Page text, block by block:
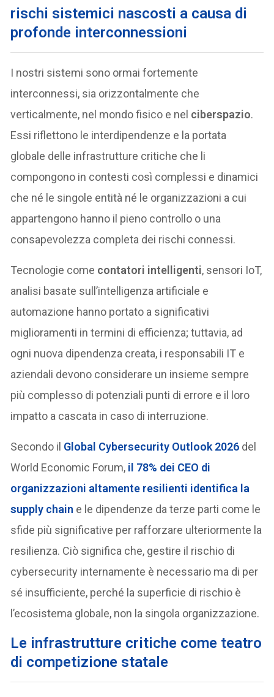
rischi sistemici nascosti a causa di
profonde interconnessioni
I nostri sistemi sono ormai fortemente
interconnessi, sia orizzontalmente che
verticalmente, nel mondo fisico e nel ciberspazio.
Essi riflettono le interdipendenze e la portata
globale delle infrastrutture critiche che li
compongono in contesti così complessi e dinamici
che né le singole entità né le organizzazioni a cui
appartengono hanno il pieno controllo o una
consapevolezza completa dei rischi connessi.
Tecnologie come contatori intelligenti, sensori IoT,
analisi basate sull’intelligenza artificiale e
automazione hanno portato a significativi
miglioramenti in termini di efficienza; tuttavia, ad
ogni nuova dipendenza creata, i responsabili IT e
aziendali devono considerare un insieme sempre
più complesso di potenziali punti di errore e il loro
impatto a cascata in caso di interruzione.
Secondo il Global Cybersecurity Outlook 2026 del
World Economic Forum, il 78% dei CEO di
organizzazioni altamente resilienti identifica la
supply chain e le dipendenze da terze parti come le
sfide più significative per rafforzare ulteriormente la
resilienza. Ciò significa che, gestire il rischio di
cybersecurity internamente è necessario ma di per
sé insufficiente, perché la superficie di rischio è
l’ecosistema globale, non la singola organizzazione.
Le infrastrutture critiche come teatro
di competizione statale